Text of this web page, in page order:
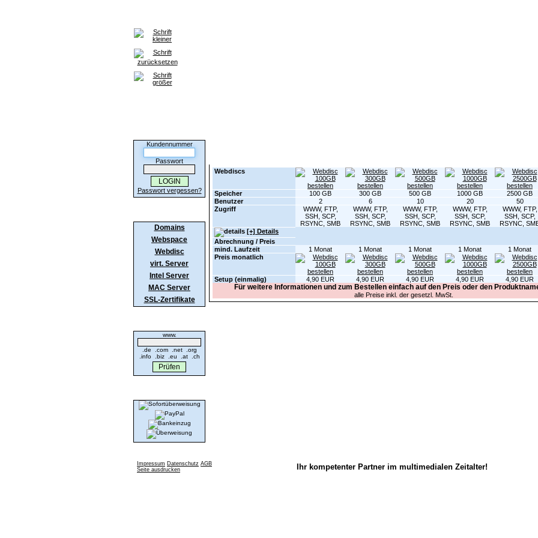
Kundennummer
Passwort
Passwort vergessen?
Domains
Webspace
Webdisc
virt. Server
Intel Server
MAC Server
SSL-Zertifikate
www.
.de .com .net .org
.info .biz .eu .at .ch
Webdiscs
Speicher 100 GB 300 GB 500 GB 1000 GB 2500 GB
Benutzer
2 6 10 20 50
Zugriff
WWW, FTP,
SSH, SCP,
RSYNC, SMB
WWW, FTP,
SSH, SCP,
RSYNC, SMB
WWW, FTP,
SSH, SCP,
RSYNC, SMB
WWW, FTP,
SSH, SCP,
RSYNC, SMB
WWW, FTP,
SSH, SCP,
RSYNC,
[+] Details
Abrechnung / Preis
mind. Laufzeit
1 Monat 1 Monat 1 Monat 1 Monat 1 Monat
Preis monatlich
Setup (einmalig) 4,90 EUR 4,90 EUR 4,90 EUR 4,90 EUR 4,90 EUR
Für weitere Informationen und zum Bestellen einfach auf den Preis oder den
alle Preise inkl. der gesetzl. MwSt.
Impressum Datenschutz AGB
Seite ausdrucken
Ihr kompetenter Partner im multimedialen Zeitalter!